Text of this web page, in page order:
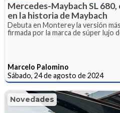
Mercedes-Maybach SL
en la historia de Maybach
Debuta en Monterey la versión
firmada por la marca de súper lujo
Marcelo Palomino
Sábado, 24 de agosto de 2024
Novedades